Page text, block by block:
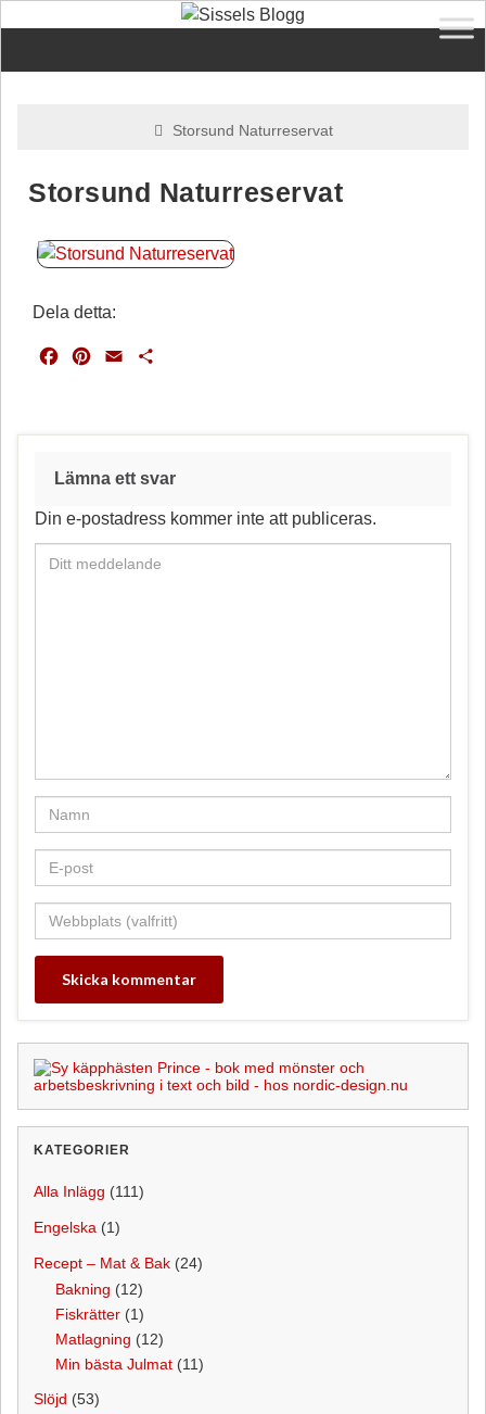
Storsund Naturreservat
Storsund Naturreservat
Dela detta:
o
k
r
s
t
Lämna ett svar
Din e-postadress kommer inte att publiceras.
KATEGORIER
Alla Inlägg (111)
Engelska (1)
Recept – Mat & Bak (24)
Bakning (12)
Fiskrätter (1)
Matlagning (12)
Min bästa Julmat (11)
Slöjd (53)